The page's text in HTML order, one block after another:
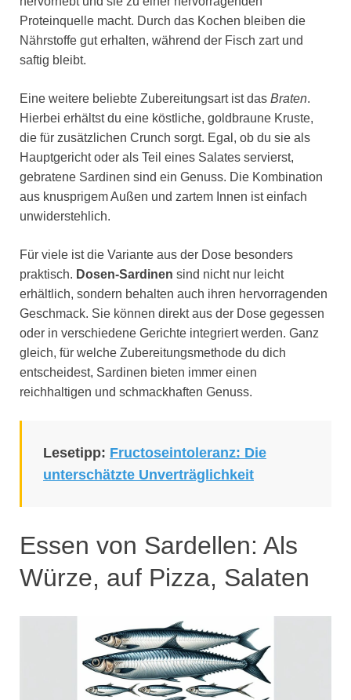
Proteinquelle macht. Durch das Kochen bleiben die
Nährstoffe gut erhalten, während der Fisch zart und
saftig bleibt.
Eine weitere beliebte Zubereitungsart ist das Braten.
Hierbei erhältst du eine köstliche, goldbraune Kruste,
die für zusätzlichen Crunch sorgt. Egal, ob du sie als
Hauptgericht oder als Teil eines Salates servierst,
gebratene Sardinen sind ein Genuss. Die Kombination
aus knusprigem Außen und zartem Innen ist einfach
unwiderstehlich.
Für viele ist die Variante aus der Dose besonders
praktisch. Dosen-Sardinen sind nicht nur leicht
erhältlich, sondern behalten auch ihren hervorragenden
Geschmack. Sie können direkt aus der Dose gegessen
oder in verschiedene Gerichte integriert werden. Ganz
gleich, für welche Zubereitungsmethode du dich
entscheidest, Sardinen bieten immer einen
reichhaltigen und schmackhaften Genuss.
Lesetipp: Fructoseintoleranz: Die
unterschätzte Unverträglichkeit
Essen von Sardellen: Als
Würze, auf Pizza, Salaten